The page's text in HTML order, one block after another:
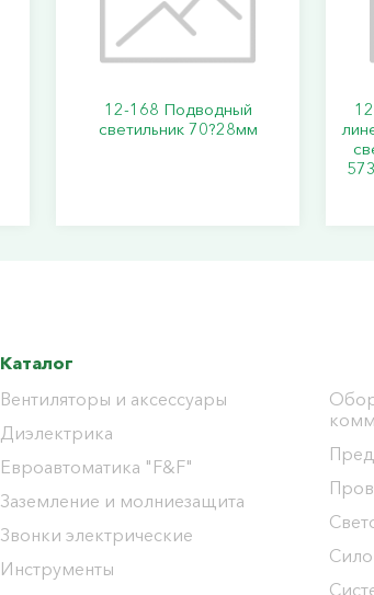
12-168 Подводный
светильник 70?28мм
Каталог
Вентиляторы и аксессуары
Диэлектрика
Евроавтоматика "F&F"
Заземление и молниезащита
Звонки электрические
Инструменты